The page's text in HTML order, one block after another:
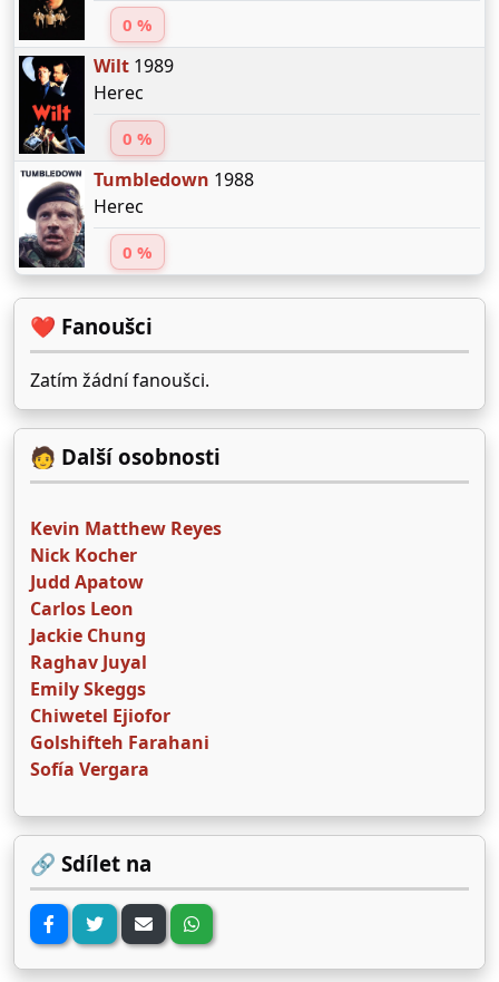
0 %
Wilt1989
Herec
0 %
Tumbledown 1988
Herec
0 %
❤️ Fanoušci
Zatím žádní fanoušci.
🧑 Další osobnosti
Kevin Matthew Reyes
Nick Kocher
Judd Apatow
Carlos Leon
Jackie Chung
Raghav Juyal
Emily Skeggs
Chiwetel Ejiofor
Golshifteh Farahani
Sofía Vergara
🔗 Sdílet na